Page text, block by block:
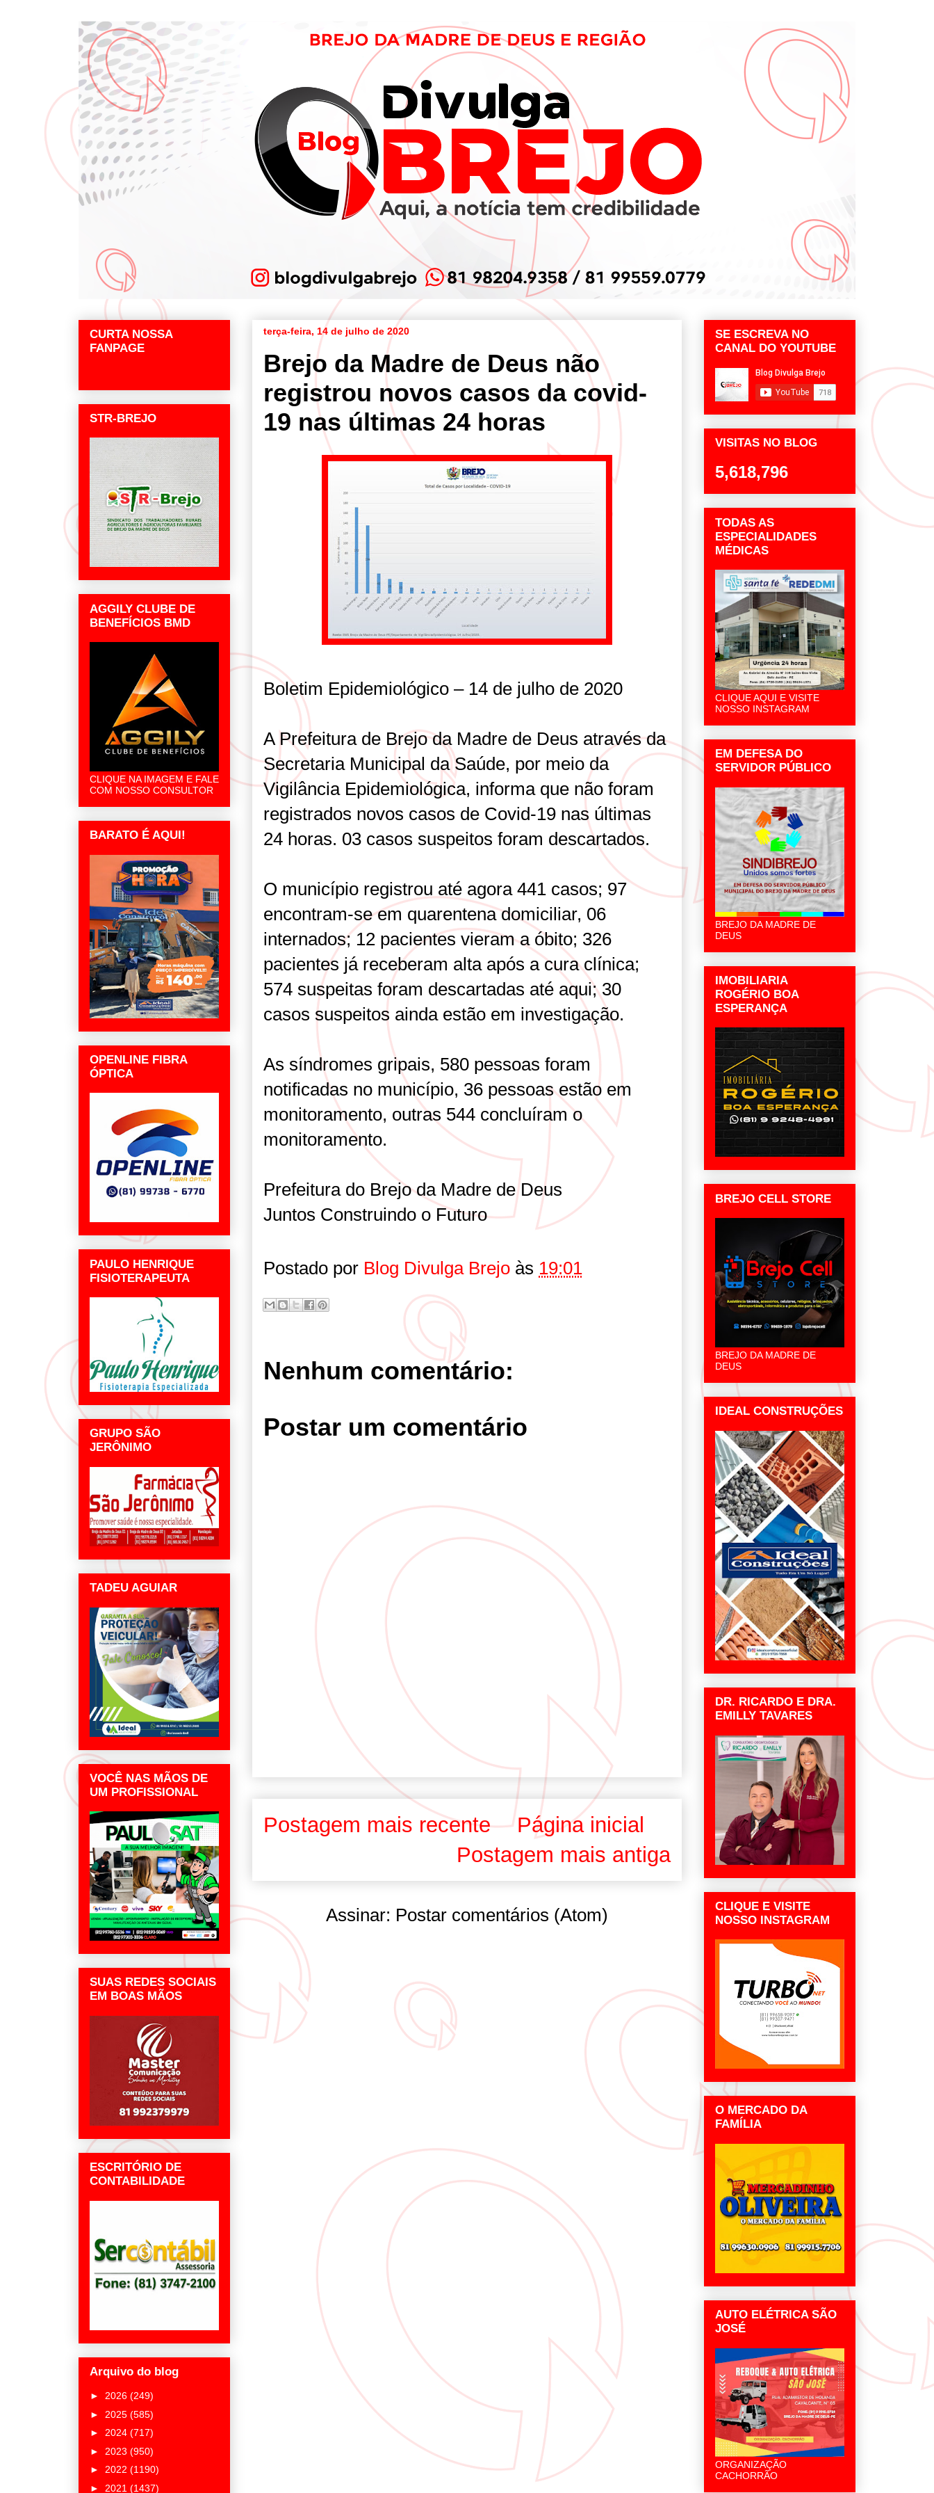
terça-feira, 14 de julho de 2020
Brejo da Madre de Deus não
registrou novos casos da covid-
19 nas últimas 24 horas
Boletim Epidemiológico – 14 de julho de 2020
A Prefeitura de Brejo da Madre de Deus através da
Secretaria Municipal da Saúde, por meio da
Vigilância Epidemiológica, informa que não foram
registrados novos casos de Covid-19 nas últimas
24 horas. 03 casos suspeitos foram descartados.
O município registrou até agora 441 casos; 97
encontram-se em quarentena domiciliar, 06
internados; 12 pacientes vieram a óbito; 326
pacientes já receberam alta após a cura clínica;
574 suspeitas foram descartadas até aqui; 30
casos suspeitos ainda estão em investigação.
As síndromes gripais, 580 pessoas foram
notificadas no município, 36 pessoas estão em
monitoramento, outras 544 concluíram o
monitoramento.
Prefeitura do Brejo da Madre de Deus
Juntos Construindo o Futuro
Postado por Blog Divulga Brejo às 19:01
Nenhum comentário:
Postar um comentário
Postagem mais recente
Postagem mais antiga
Página inicial
Assinar: Postar comentários (Atom)
CURTA NOSSA
FANPAGE
STR-BREJO
AGGILY CLUBE DE
BENEFÍCIOS BMD
CLIQUE NA IMAGEM E FALE
COM NOSSO CONSULTOR
BARATO É AQUI!
OPENLINE FIBRA
ÓPTICA
PAULO HENRIQUE
FISIOTERAPEUTA
GRUPO SÃO
JERÔNIMO
TADEU AGUIAR
VOCÊ NAS MÃOS DE
UM PROFISSIONAL
SUAS REDES SOCIAIS
EM BOAS MÃOS
ESCRITÓRIO DE
CONTABILIDADE
Arquivo do blog
► 2026 (249)
► 2025 (585)
► 2024 (717)
► 2023 (950)
► 2022 (1190)
► 2021 (1437)
SE ESCREVA NO
CANAL DO YOUTUBE
VISITAS NO BLOG
5,618,796
TODAS AS
ESPECIALIDADES
MÉDICAS
CLIQUE AQUI E VISITE
NOSSO INSTAGRAM
EM DEFESA DO
SERVIDOR PÚBLICO
BREJO DA MADRE DE
DEUS
IMOBILIARIA
ROGÉRIO BOA
ESPERANÇA
BREJO CELL STORE
BREJO DA MADRE DE
DEUS
IDEAL CONSTRUÇÕES
DR. RICARDO E DRA.
EMILLY TAVARES
CLIQUE E VISITE
NOSSO INSTAGRAM
O MERCADO DA
FAMÍLIA
AUTO ELÉTRICA SÃO
JOSÉ
ORGANIZAÇÃO
CACHORRÃO